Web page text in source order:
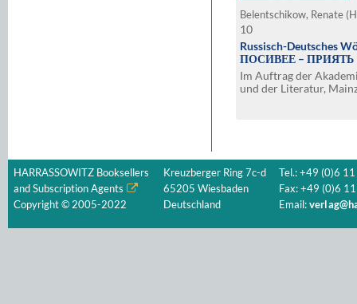
Belentschikow, Renate
10
Russisch-Deutsches
ПОСИВЕЕ – ПРИЯТЬ
Im Auftrag der
und der Literatur,
HARRASSOWITZ Booksellers
and Subscription Agents
Copyright © 2005-2022
Kreuzberger Ring 7c-d
65205 Wiesbaden
Deutschland
Tel.: +49 (0)6
Fax: +49 (0)6
Email: